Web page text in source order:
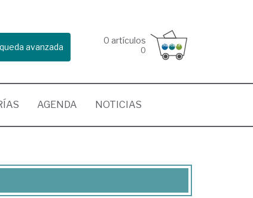
avanzada
0 artículos
0
AGENDA NOTICIAS